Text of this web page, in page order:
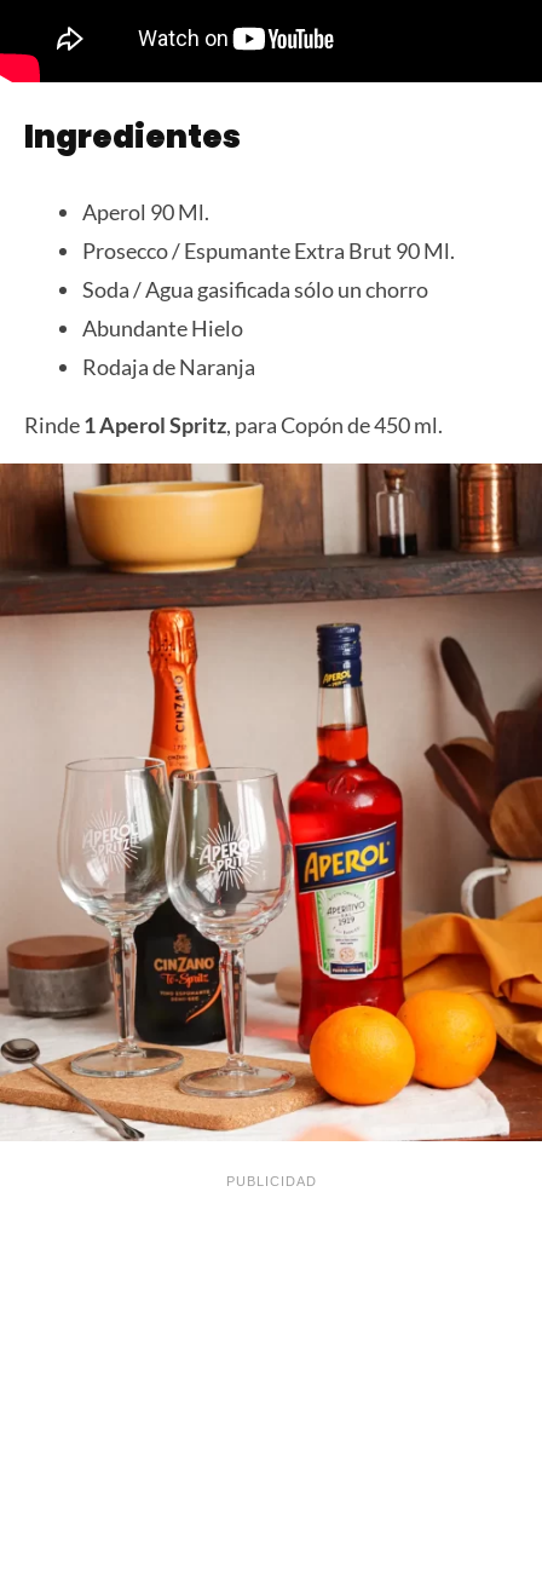
Ingredientes
Aperol 90 Ml.
Prosecco / Espumante Extra Brut 90 Ml.
Soda / Agua gasificada sólo un chorro
Abundante Hielo
Rodaja de Naranja
Rinde1 Aperol Spritz, para Copón de 450 ml.
PUBLICIDAD